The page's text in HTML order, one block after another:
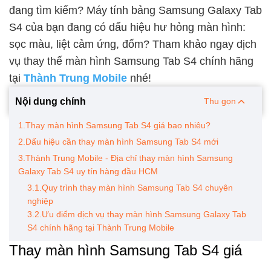
đang tìm kiếm? Máy tính bảng Samsung Galaxy Tab
S4 của bạn đang có dấu hiệu hư hỏng màn hình:
sọc màu, liệt cảm ứng, đốm? Tham khảo ngay dịch
vụ thay thế màn hình Samsung Tab S4 chính hãng
tại Thành Trung Mobile nhé!
Nội dung chính Thu gọn
1.Thay màn hình Samsung Tab S4 giá bao nhiêu?
2.Dấu hiệu cần thay màn hình Samsung Tab S4 mới
3.Thành Trung Mobile - Địa chỉ thay màn hình Samsung
Galaxy Tab S4 uy tín hàng đầu HCM
3.1.Quy trình thay màn hình Samsung Tab S4 chuyên
nghiệp
3.2.Ưu điểm dịch vụ thay màn hình Samsung Galaxy Tab
S4 chính hãng tại Thành Trung Mobile
Thay màn hình Samsung Tab S4 giá